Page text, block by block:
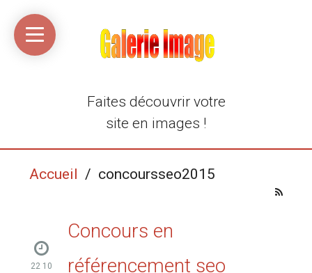
Accueil
Média
libre
Linkinaz
Katomi
compte
Twitter
@Ortegeek
compte
Flickr
Faites découvrir votre
site en images !
Accueil / concoursseo2015
22 10
Concours en
référencement seo